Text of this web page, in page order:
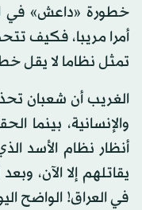
خطورة «داعش» في
أمرا مريبا، فكيف
تمثل نظاما لا يقل
الغريب أن شعبان
والإنسانية، بينما
أنظار نظام الأسد
يقاتلهم إلا الآن،
في العراق! الواضح